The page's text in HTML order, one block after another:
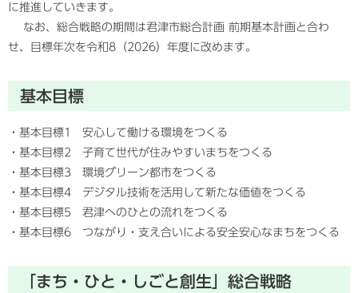
に推進していきます。
なお、総合戦略の期間は君津市総合計画 前期基本計画と合わ
せ、目標年次を令和8（2026）年度に改めます。
基本目標
・基本目標1 安心して働ける環境をつくる
・基本目標2 子育て世代が住みやすいまちをつくる
・基本目標3 環境グリーン都市をつくる
・基本目標4 デジタル技術を活用して新たな価値をつくる
・基本目標5 君津へのひとの流れをつくる
・基本目標6 つながり・支え合いによる安全安心なまちをつくる
「まち・ひと・しごと創生」総合戦略